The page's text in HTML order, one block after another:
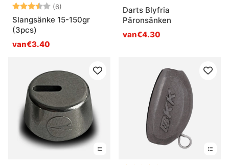
Beoordeling:
(6)
Slangsänke 15-150gr
(3pcs)
van€3.40
Darts Blyfria
Päronsänken
van€4.30